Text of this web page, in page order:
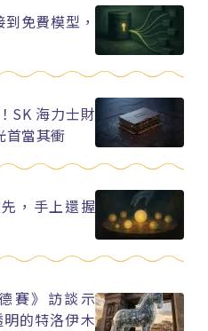
免費模型，
SK 海力士財
首當其衝
，手上還握
賽》訪談示
的特洛伊木